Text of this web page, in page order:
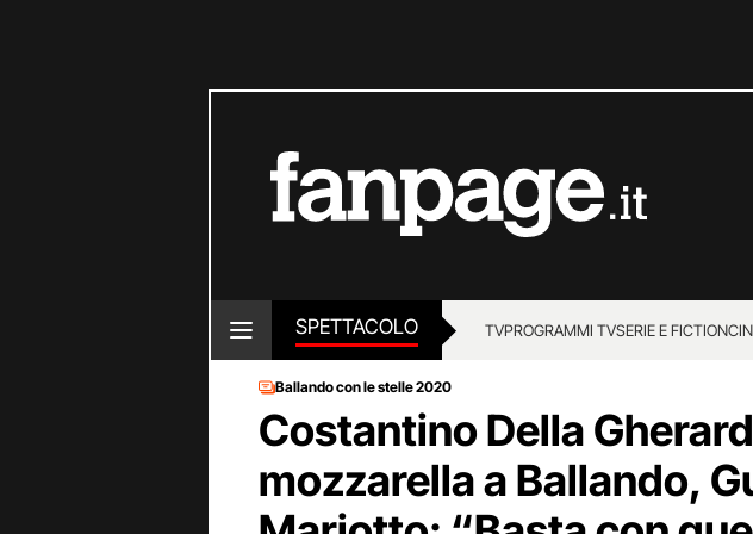
SPETTACOLO TVPROGRAMMI TVSERIE E FICTION
Ballando con le stelle 2020
Costantino Della
mozzarella a Ballando,